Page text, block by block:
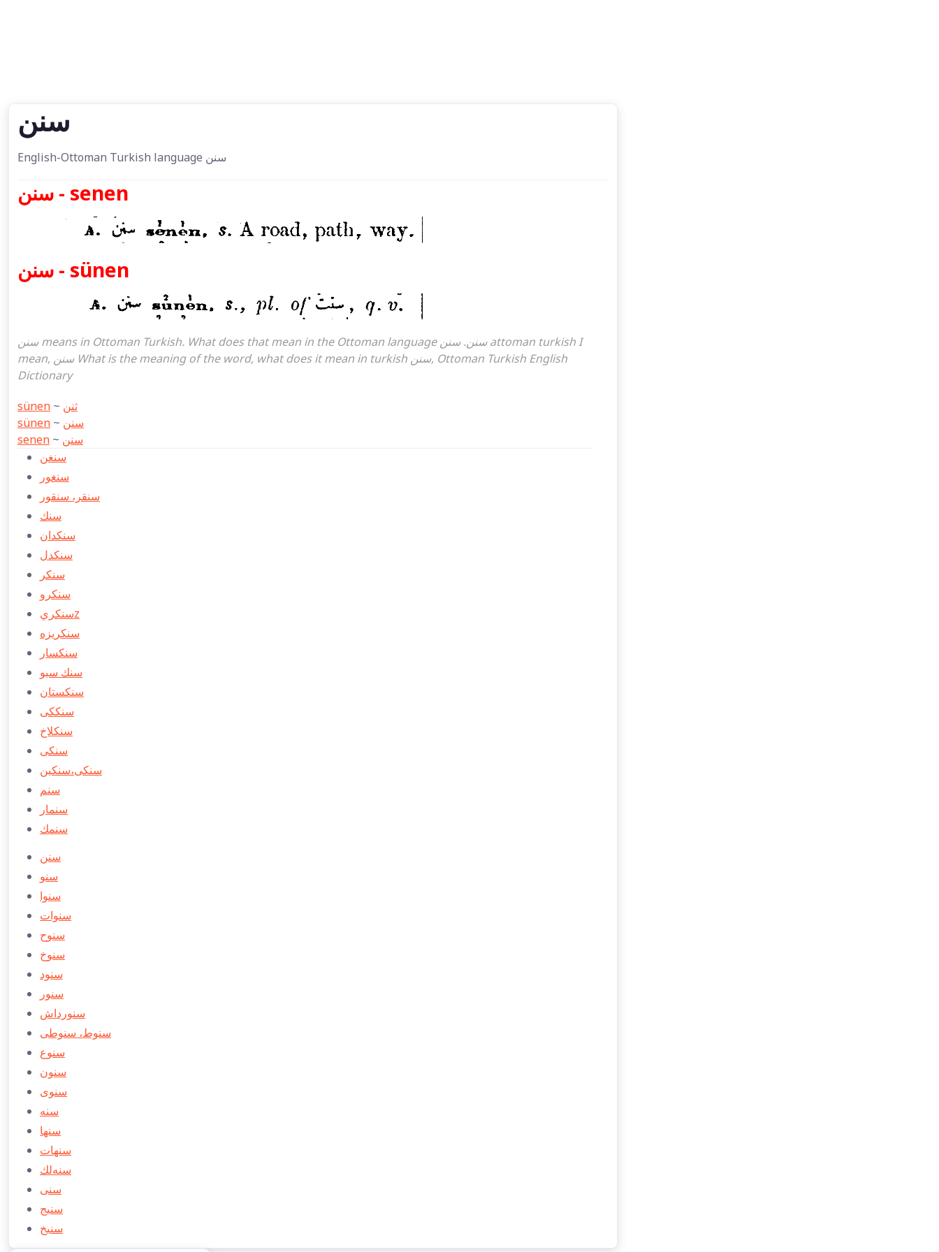
سنن
English-Ottoman Turkish language سنن
سنن - senen
سنن - sünen
سنن means in Ottoman Turkish. What does that mean in the Ottoman language سنن. سنن attoman turkish I
mean, سنن What is the meaning of the word, what does it mean in turkish سنن, Ottoman Turkish English
Dictionary
sünen ~ ثنن
sünen ~ سنن
senen ~ سنن
سنغن
سنغور
سنقر، سنقور
سنك
سنكدان
سنكدل
سنكر
سنكرو
سنكريz
سنكريزه
سنكسار
سنك سبو
سنكستان
سنككی
سنكلاخ
سنكی
سنكی،سنكین
سنم
سنمار
سنمك
سنن
سنو
سنوا
سنوات
سنوح
سنوخ
سنود
سنور
سنورداش
سنوط، سنوطی
سنوع
سنون
سنوی
سنه
سنها
سنهات
سنه‌لك
سنی
سنیج
سنیخ